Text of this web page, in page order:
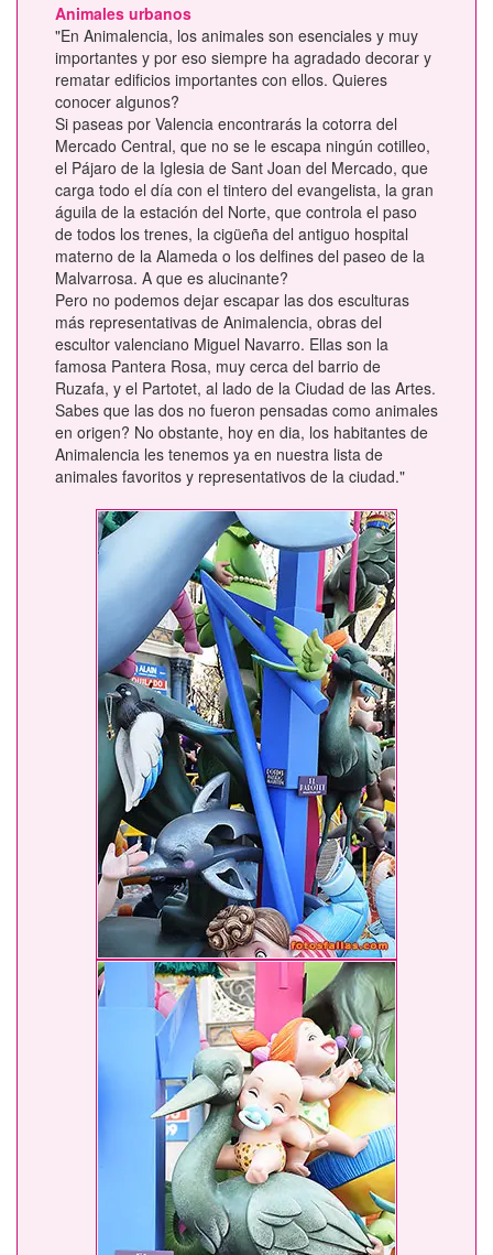
Animales urbanos
"En Animalencia, los animales son esenciales y muy
importantes y por eso siempre ha agradado decorar y
rematar edificios importantes con ellos. Quieres
conocer algunos?
Si paseas por Valencia encontrarás la cotorra del
Mercado Central, que no se le escapa ningún cotilleo,
el Pájaro de la Iglesia de Sant Joan del Mercado, que
carga todo el día con el tintero del evangelista, la gran
águila de la estación del Norte, que controla el paso
de todos los trenes, la cigüeña del antiguo hospital
materno de la Alameda o los delfines del paseo de la
Malvarrosa. A que es alucinante?
Pero no podemos dejar escapar las dos esculturas
más representativas de Animalencia, obras del
escultor valenciano Miguel Navarro. Ellas son la
famosa Pantera Rosa, muy cerca del barrio de
Ruzafa, y el Partotet, al lado de la Ciudad de las Artes.
Sabes que las dos no fueron pensadas como animales
en origen? No obstante, hoy en dia, los habitantes de
Animalencia les tenemos ya en nuestra lista de
animales favoritos y representativos de la ciudad."